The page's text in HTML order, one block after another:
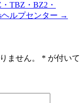
TBZ・BZ2・
ヘルプセンター →
ません。 * が付いて